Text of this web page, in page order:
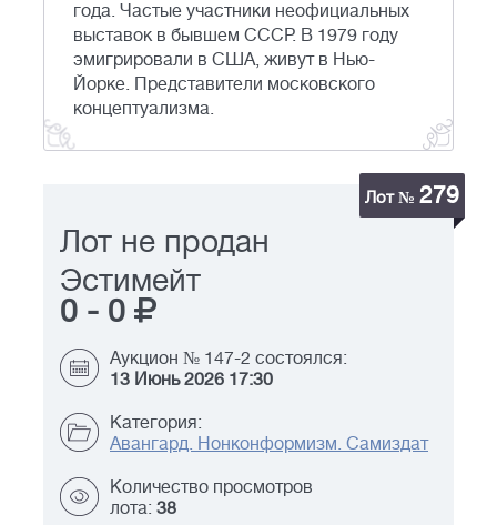
года. Частые участники неофициальных
выставок в бывшем СССР. В 1979 году
эмигрировали в США, живут в Нью-
Йорке. Представители московского
концептуализма.
Лот № 279
Лот не продан
Эстимейт
0 - 0
Аукцион № 147-2 состоялся:
13 Июнь 2026 17:30
Категория:
Авангард. Нонконформизм. Самиздат
Количество просмотров
лота: 38